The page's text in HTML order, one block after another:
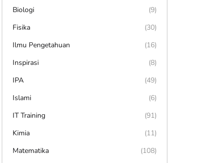
Biologi
(9)
Fisika
(30)
Ilmu Pengetahuan
(16)
Inspirasi
(8)
IPA
(49)
Islami
(6)
IT Training
(91)
Kimia
(11)
Matematika
(108)